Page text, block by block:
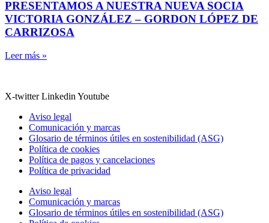
PRESENTAMOS A NUESTRA NUEVA SOCIA
VICTORIA GONZÁLEZ – GORDON LÓPEZ DE
CARRIZOSA
Leer más »
X-twitter Linkedin Youtube
Aviso legal
Comunicación y marcas
Glosario de términos útiles en sostenibilidad (ASG)
Política de cookies
Política de pagos y cancelaciones
Política de privacidad
Aviso legal
Comunicación y marcas
Glosario de términos útiles en sostenibilidad (ASG)